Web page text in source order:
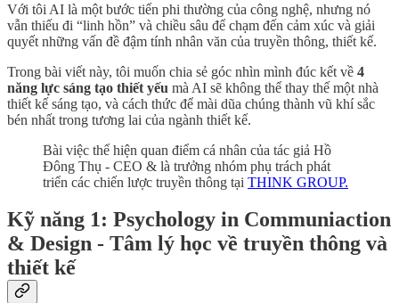
Với tôi AI là một bước tiến phi thường của công nghệ, nhưng nó
vẫn thiếu đi “linh hồn” và chiều sâu để chạm đến cảm xúc và giải
quyết những vấn đề đậm tính nhân văn của truyền thông, thiết kế.
Trong bài viết này, tôi muốn chia sẻ góc nhìn mình đúc kết về 4
năng lực sáng tạo thiết yếu mà AI sẽ không thể thay thế một nhà
thiết kế sáng tạo, và cách thức để mài dũa chúng thành vũ khí sắc
bén nhất trong tương lai của ngành thiết kế.
Bài việc thể hiện quan điểm cá nhân của tác giả Hồ
Đông Thụ - CEO & là trưởng nhóm phụ trách phát
triển các chiến lược truyền thông tại THINK GROUP.
Kỹ năng 1: Psychology in Communiaction
& Design - Tâm lý học về truyền thông và
thiết kế